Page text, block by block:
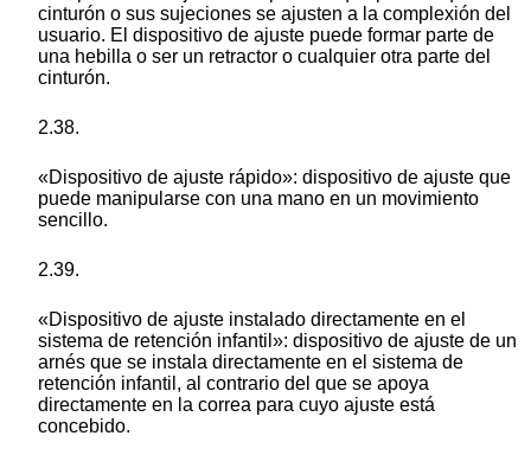
cinturón o sus sujeciones se ajusten a la complexión del
usuario. El dispositivo de ajuste puede formar parte de
una hebilla o ser un retractor o cualquier otra parte del
cinturón.
2.38.
«Dispositivo de ajuste rápido»: dispositivo de ajuste que
puede manipularse con una mano en un movimiento
sencillo.
2.39.
«Dispositivo de ajuste instalado directamente en el
sistema de retención infantil»: dispositivo de ajuste de un
arnés que se instala directamente en el sistema de
retención infantil, al contrario del que se apoya
directamente en la correa para cuyo ajuste está
concebido.